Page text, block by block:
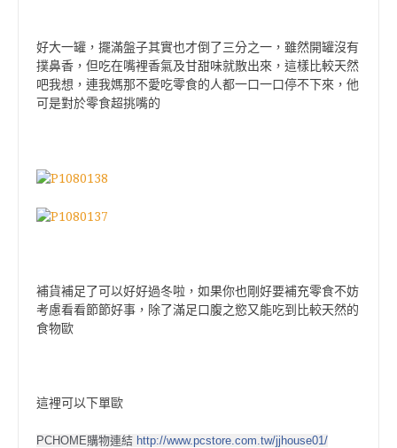
好大一罐，擺滿盤子其實也才倒了三分之一，雖然開罐沒有
撲鼻香，但吃在嘴裡香氣及甘甜味就散出來，這樣比較天然
吧我想，連我媽那不愛吃零食的人都一口一口停不下來，他
可是對於零食超挑嘴的
補貨補足了可以好好過冬啦，如果你也剛好要補充零食不妨
考慮看看節節好事，除了滿足口腹之慾又能吃到比較天然的
食物歐
這裡可以下單歐
PCHOME購物連結 http://www.pcstore.com.tw/jjhouse01/